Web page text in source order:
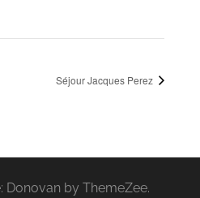
Séjour Jacques Perez
Donovan by ThemeZee.